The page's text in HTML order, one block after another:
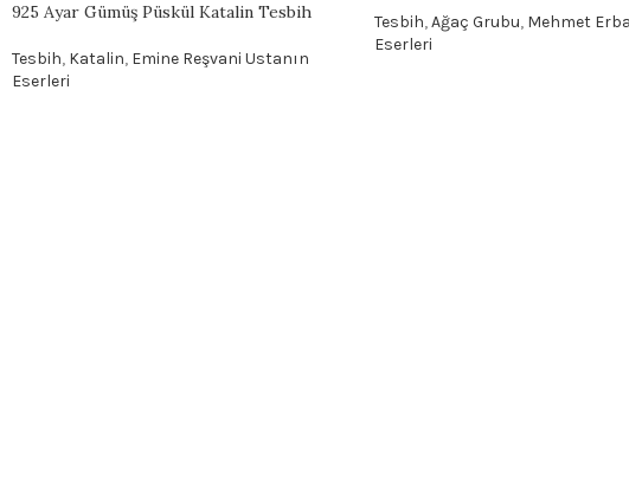
925 Ayar Gümüş Püskül Katalin Tesbih
Tesbih, Katalin, Emine Reşvani Ustanın
Eserleri
Tesbih, Ağaç Grubu, Mehmet
Eserleri